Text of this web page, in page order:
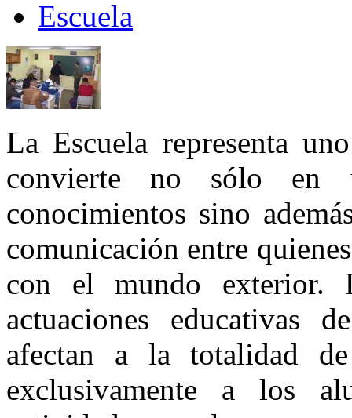
Escuela
La Escuela representa
convierte no sólo en
conocimientos sino
comunicación entre
con el mundo exterior.
actuaciones educativas
afectan a la totalidad
exclusivamente a los